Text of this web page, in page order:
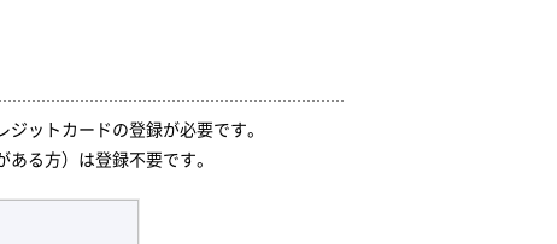
ットカードの登録が必要です。
る方）は登録不要です。